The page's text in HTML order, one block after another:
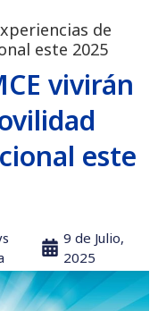
de
este 2025
vivirán
este
9 de Julio,
2025